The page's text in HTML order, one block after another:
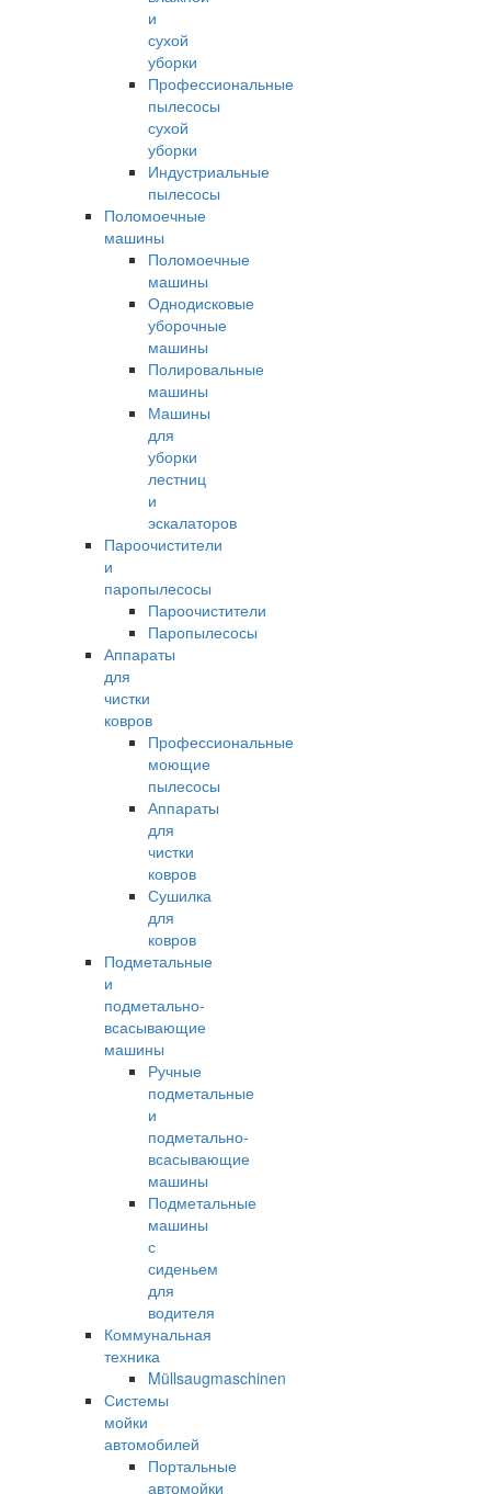
и
сухой
уборки
Профессиональные
пылесосы
сухой
уборки
Индустриальные
пылесосы
Поломоечные
машины
Поломоечные
машины
Однодисковые
уборочные
машины
Полировальные
машины
Машины
для
уборки
лестниц
и
эскалаторов
Пароочистители
и
паропылесосы
Пароочистители
Паропылесосы
Аппараты
для
чистки
ковров
Профессиональные
моющие
пылесосы
Аппараты
для
чистки
ковров
Сушилка
для
ковров
Подметальные
и
подметально-
всасывающие
машины
Ручные
подметальные
и
подметально-
всасывающие
машины
Подметальные
машины
с
сиденьем
для
водителя
Коммунальная
техника
Müllsaugmaschinen
Системы
мойки
автомобилей
Портальные
автомойки